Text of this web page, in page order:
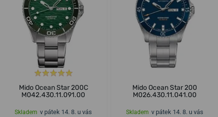
Mido Ocean Star 200C
M042.430.11.091.00
Skladem v pátek 14. 8. u vás
Mido Ocean Star 200
M026.430.11.041.00
Skladem v pátek 14. 8. u vás